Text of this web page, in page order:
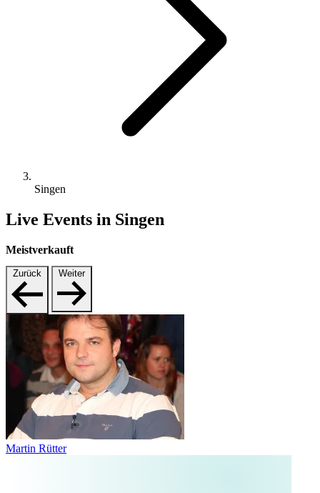
Singen
Live Events in Singen
Meistverkauft
Zurück Weiter
Martin Rütter